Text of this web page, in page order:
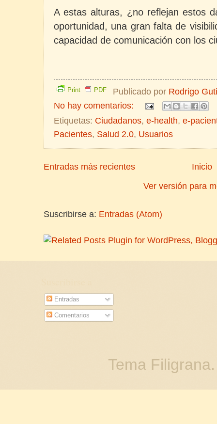
A estas alturas, ¿no reflejan estos
oportunidad, una gran falta de
capacidad de comunicación con los
Print PDF Publicado por Rodrigo
No hay comentarios:
Etiquetas: Ciudadanos, e-health, e-
Pacientes, Salud 2.0, Usuarios
Entradas más recientes
Inicio
Ver versión para
Suscribirse a: Entradas (Atom)
Entradas
Comentarios
Tema